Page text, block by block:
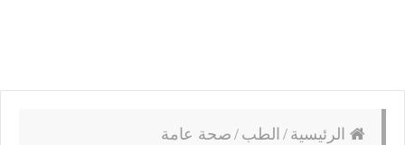
الرئيسية / الطب / صحة عامة